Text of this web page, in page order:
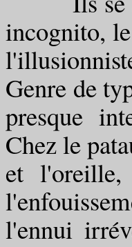
incognito,
Genre de
presque
Chez le
et
l'ennui